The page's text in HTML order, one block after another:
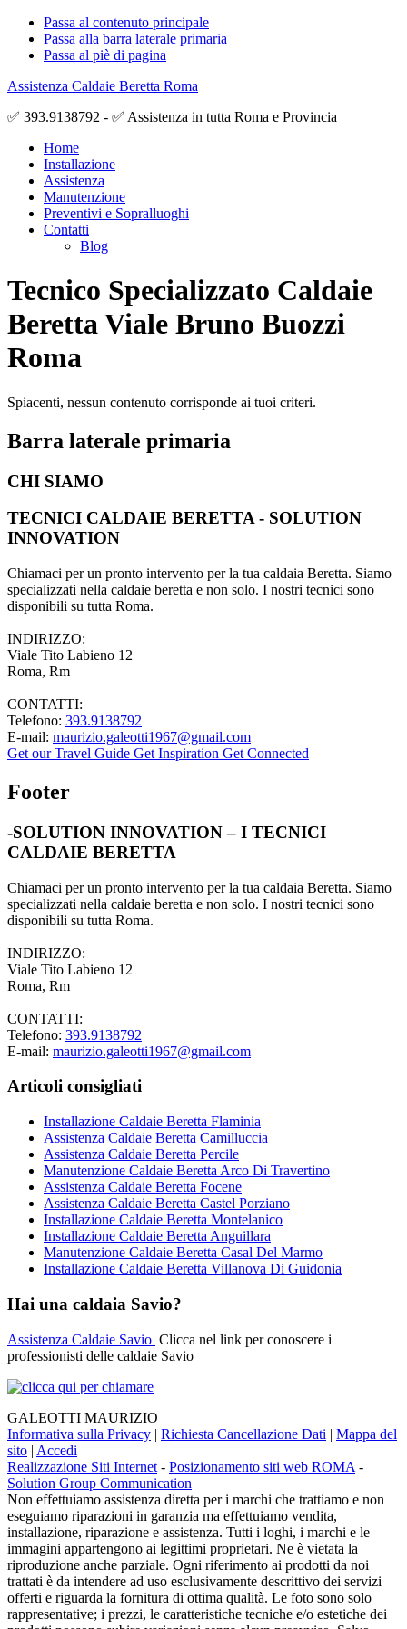
Passa al contenuto principale
Passa alla barra laterale primaria
Passa al piè di pagina
Assistenza Caldaie Beretta Roma
✅ 393.9138792 - ✅ Assistenza in tutta Roma e Provincia
Home
Installazione
Assistenza
Manutenzione
Preventivi e Sopralluoghi
Contatti
Blog
Tecnico Specializzato Caldaie
Beretta Viale Bruno Buozzi
Roma
Spiacenti, nessun contenuto corrisponde ai tuoi criteri.
Barra laterale primaria
CHI SIAMO
TECNICI CALDAIE BERETTA - SOLUTION
INNOVATION
Chiamaci per un pronto intervento per la tua caldaia Beretta. Siamo
specializzati nella caldaie beretta e non solo. I nostri tecnici sono
disponibili su tutta Roma.
INDIRIZZO:
Viale Tito Labieno 12
Roma, Rm
CONTATTI:
Telefono: 393.9138792
E-mail: maurizio.galeotti1967@gmail.com
Get our Travel Guide Get Inspiration Get Connected
Footer
-SOLUTION INNOVATION – I TECNICI
CALDAIE BERETTA
Chiamaci per un pronto intervento per la tua caldaia Beretta. Siamo
specializzati nella caldaie beretta e non solo. I nostri tecnici sono
disponibili su tutta Roma.
INDIRIZZO:
Viale Tito Labieno 12
Roma, Rm
CONTATTI:
Telefono: 393.9138792
E-mail: maurizio.galeotti1967@gmail.com
Articoli consigliati
Installazione Caldaie Beretta Flaminia
Assistenza Caldaie Beretta Camilluccia
Assistenza Caldaie Beretta Percile
Manutenzione Caldaie Beretta Arco Di Travertino
Assistenza Caldaie Beretta Focene
Assistenza Caldaie Beretta Castel Porziano
Installazione Caldaie Beretta Montelanico
Installazione Caldaie Beretta Anguillara
Manutenzione Caldaie Beretta Casal Del Marmo
Installazione Caldaie Beretta Villanova Di Guidonia
Hai una caldaia Savio?
Assistenza Caldaie Savio Clicca nel link per conoscere i
professionisti delle caldaie Savio
GALEOTTI MAURIZIO
Informativa sulla Privacy | Richiesta Cancellazione Dati | Mappa del
sito | Accedi
Realizzazione Siti Internet - Posizionamento siti web ROMA -
Solution Group Communication
Non effettuiamo assistenza diretta per i marchi che trattiamo e non
eseguiamo riparazioni in garanzia ma effettuiamo vendita,
installazione, riparazione e assistenza. Tutti i loghi, i marchi e le
immagini appartengono ai legittimi proprietari. Ne è vietata la
riproduzione anche parziale. Ogni riferimento ai prodotti da noi
trattati è da intendere ad uso esclusivamente descrittivo dei servizi
offerti e riguarda la fornitura di ottima qualità. Le foto sono solo
rappresentative; i prezzi, le caratteristiche tecniche e/o estetiche dei